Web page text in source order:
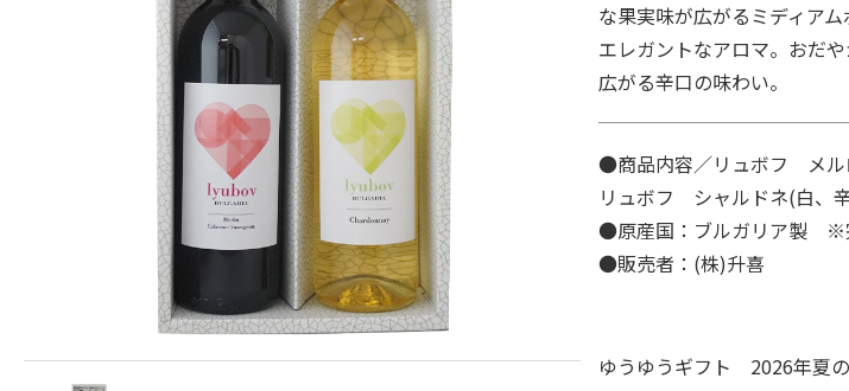
な果実味が広がるミディア
エレガントなアロマ。おだ
広がる辛口の味わい。
●商品内容／リュボフ メル
リュボフ シャルドネ(白
●原産国：ブルガリア製 ※
●販売者：(株)升喜
ゆうゆうギフト 2026年夏